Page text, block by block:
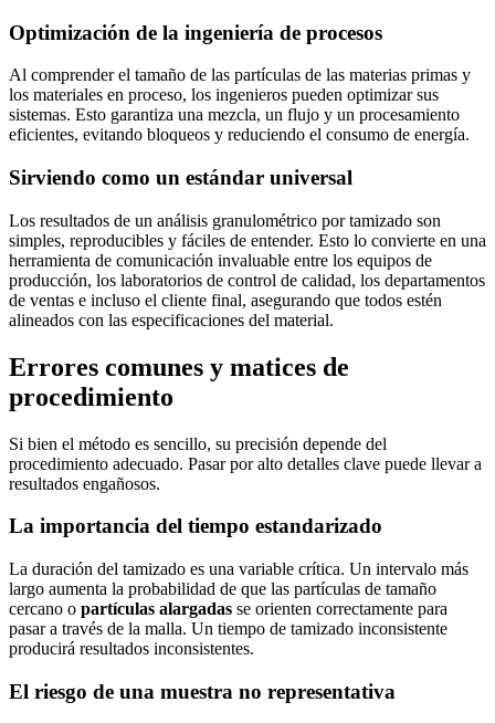
Optimización de la ingeniería de procesos
Al comprender el tamaño de las partículas de las materias primas y
los materiales en proceso, los ingenieros pueden optimizar sus
sistemas. Esto garantiza una mezcla, un flujo y un procesamiento
eficientes, evitando bloqueos y reduciendo el consumo de energía.
Sirviendo como un estándar universal
Los resultados de un análisis granulométrico por tamizado son
simples, reproducibles y fáciles de entender. Esto lo convierte en una
herramienta de comunicación invaluable entre los equipos de
producción, los laboratorios de control de calidad, los departamentos
de ventas e incluso el cliente final, asegurando que todos estén
alineados con las especificaciones del material.
Errores comunes y matices de
procedimiento
Si bien el método es sencillo, su precisión depende del
procedimiento adecuado. Pasar por alto detalles clave puede llevar a
resultados engañosos.
La importancia del tiempo estandarizado
La duración del tamizado es una variable crítica. Un intervalo más
largo aumenta la probabilidad de que las partículas de tamaño
cercano o partículas alargadas se orienten correctamente para
pasar a través de la malla. Un tiempo de tamizado inconsistente
producirá resultados inconsistentes.
El riesgo de una muestra no representativa